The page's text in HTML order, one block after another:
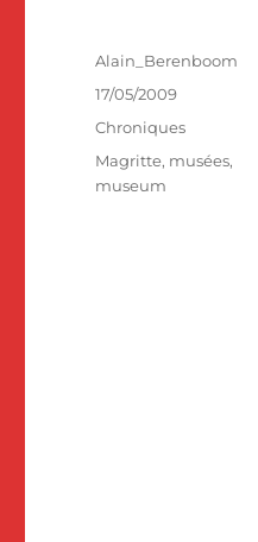
Auteur
Alain_Berenboom
Publié
le
17/05/2009
Catégories
Chroniques
Étiquettes
Magritte, musées,
museum